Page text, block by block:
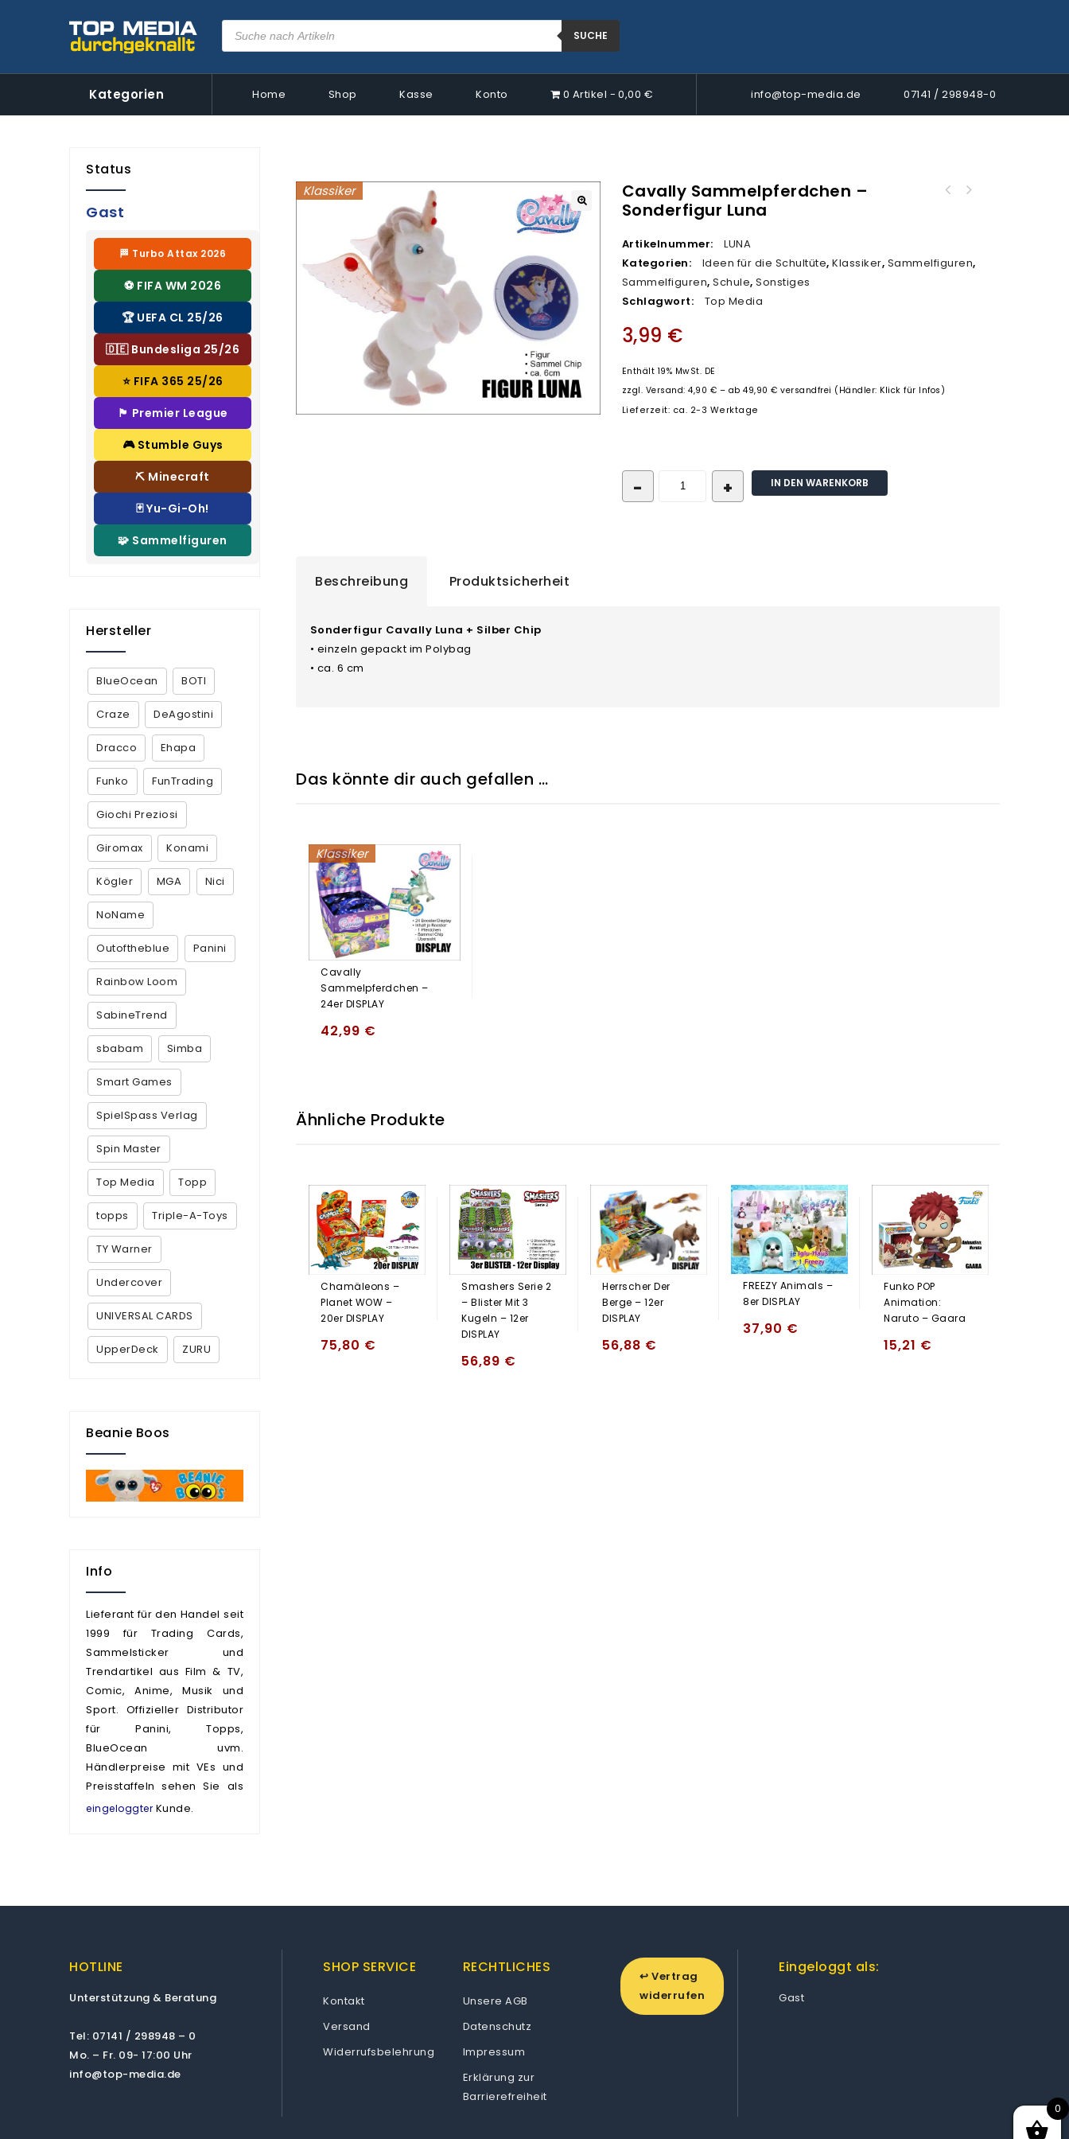
SUCHE
Kategorien Home Shop Kasse Konto 0 Artikel 0,00 € info@top-media.de 07141 / 298948-0
🔍
Klassiker
Cavally Sammelpferdchen –
Sonderfigur Luna
Artikelnummer:
LUNA
Kategorien:
Ideen für die Schultüte,Klassiker, Sammelfiguren,
Sammelfiguren,Schule,Sonstiges
Schlagwort:
Top Media
3,99 €
Enthält 19% MwSt. DE
zzgl. Versand: 4,90 € – ab 49,90 € versandfrei (Händler: Klick für Infos)
Lieferzeit: ca. 2-3 Werktage
IN DEN WARENKORB
Beschreibung Produktsicherheit
Sonderfigur Cavally Luna + Silber Chip
• einzeln gepackt im Polybag
• ca. 6 cm
Das könnte dir auch gefallen …
Klassiker
Cavally
Sammelpferdchen –
24er DISPLAY
42,99 €
Ähnliche Produkte
Chamäleons –
Planet WOW –
20er DISPLAY
75,80 €
Smashers Serie 2
– Blister Mit 3
Kugeln – 12er
DISPLAY
56,89 €
Herrscher Der
Berge – 12er
DISPLAY
56,88 €
FREEZY Animals –
8er DISPLAY
37,90 €
Funko POP
Animation:
Naruto – Gaara
15,21 €
Status
Gast
🏁 Turbo Attax 2026
⚽ FIFA WM 2026
🏆 UEFA CL 25/26
🇩🇪 Bundesliga 25/26
⭐ FIFA 365 25/26
🏴 Premier League
🎮 Stumble Guys
⛏️ Minecraft
🃏 Yu-Gi-Oh!
🧩 Sammelfiguren
Hersteller
BlueOcean BOTI
Craze DeAgostini
Dracco Ehapa
Funko FunTrading
Giochi Preziosi
Giromax Konami
Kögler MGA Nici
NoName
Outoftheblue Panini
Rainbow Loom
SabineTrend
sbabam Simba
Smart Games
SpielSpass Verlag
Spin Master
Top Media Topp
topps Triple-A-Toys
TY Warner
Undercover
UNIVERSAL CARDS
UpperDeck ZURU
Beanie Boos
Info
Lieferant für den Handel seit
1999 für Trading Cards,
Sammelsticker und
Trendartikel aus Film & TV,
Comic, Anime, Musik und
Sport. Offizieller Distributor
für Panini, Topps,
BlueOcean uvm.
Händlerpreise mit VEs und
Preisstaffeln sehen Sie als
eingeloggter Kunde.
HOTLINE
Unterstützung & Beratung
Tel: 07141 / 298948 – 0
Mo. – Fr. 09- 17:00 Uhr
info@top-media.de
SHOP SERVICE
Kontakt
Versand
Widerrufsbelehrung
RECHTLICHES
Unsere AGB
Datenschutz
Impressum
Erklärung zur
Barrierefreiheit
↩ Vertrag
widerrufen
Eingeloggt als:
Gast
0